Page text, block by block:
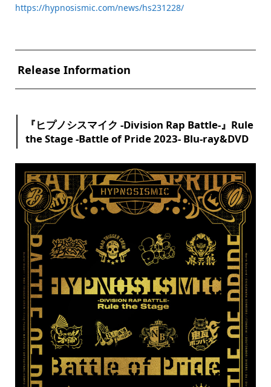
https://hypnosismic.com/news/hs231228/
Release Information
『ヒプノシスマイク -Division Rap Battle-』Rule
the Stage -Battle of Pride 2023- Blu-ray&DVD